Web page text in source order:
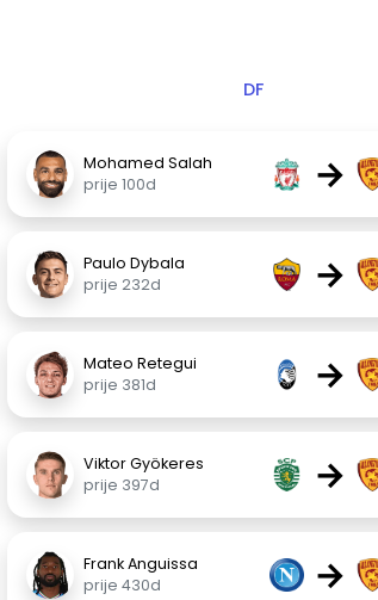
DF
Mohamed Salah
prije 100d
→
Paulo Dybala
prije 232d
→
Mateo Retegui
prije 381d
→
Viktor Gyökeres
prije 397d
→
Frank Anguissa
prije 430d
→